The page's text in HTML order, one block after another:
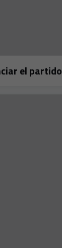
el partido